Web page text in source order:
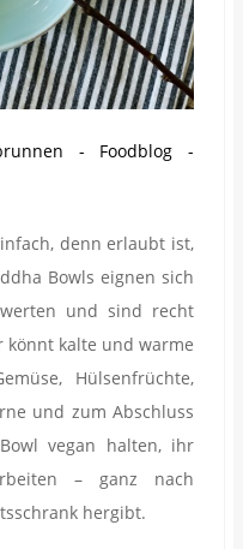
denn erlaubt ist,
Bowls eignen sich
und sind recht
kalte und warme
Hülsenfrüchte,
und zum Abschluss
vegan halten, ihr
– ganz nach
hergibt.